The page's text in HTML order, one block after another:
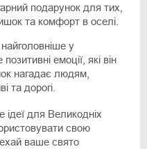
подарунок для тих,
та комфорт в оселі.
у
емоції, які він
нагадає людям,
та дорогі.
для Великодніх
свою
ваше свято